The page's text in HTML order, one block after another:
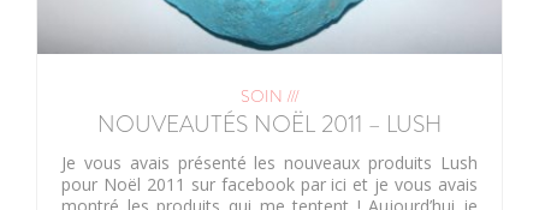
SOIN ///
NOUVEAUTÉS NOËL 2011 – LUSH
Je vous avais présenté les nouveaux produits Lush
pour Noël 2011 sur facebook par ici et je vous avais